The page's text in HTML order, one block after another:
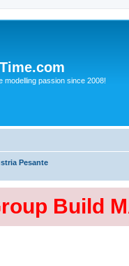
modelling passion since 2008!
Pesante
Build